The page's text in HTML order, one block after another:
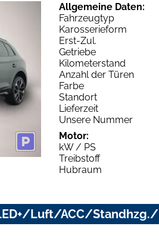
Allgemeine Daten:
Fahrzeugtyp
Karosserieform
Erst-Zul.
Getriebe
Kilometerstand
Anzahl der Türen
Farbe
Standort
Lieferzeit
Unsere Nummer
Motor:
kW / PS
Treibstoff
Hubraum
LED+/Luft/ACC/Standhzg./